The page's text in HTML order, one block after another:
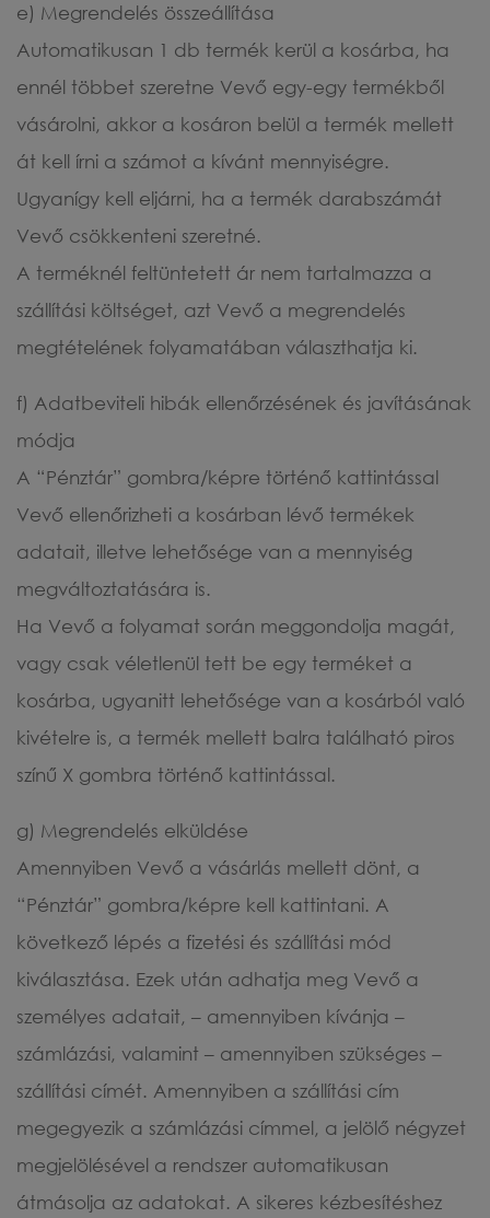
e) Megrendelés összeállítása
Automatikusan 1 db termék kerül a kosárba, ha
ennél többet szeretne Vevő egy-egy termékből
vásárolni, akkor a kosáron belül a termék mellett
át kell írni a számot a kívánt mennyiségre.
Ugyanígy kell eljárni, ha a termék darabszámát
Vevő csökkenteni szeretné.
A terméknél feltüntetett ár nem tartalmazza a
szállítási költséget, azt Vevő a megrendelés
megtételének folyamatában választhatja ki.
f) Adatbeviteli hibák ellenőrzésének és javításának
módja
A “Pénztár” gombra/képre történő kattintással
Vevő ellenőrizheti a kosárban lévő termékek
adatait, illetve lehetősége van a mennyiség
megváltoztatására is.
Ha Vevő a folyamat során meggondolja magát,
vagy csak véletlenül tett be egy terméket a
kosárba, ugyanitt lehetősége van a kosárból való
kivételre is, a termék mellett balra található piros
színű X gombra történő kattintással.
g) Megrendelés elküldése
Amennyiben Vevő a vásárlás mellett dönt, a
“Pénztár” gombra/képre kell kattintani. A
következő lépés a fizetési és szállítási mód
kiválasztása. Ezek után adhatja meg Vevő a
személyes adatait, – amennyiben kívánja –
számlázási, valamint – amennyiben szükséges –
szállítási címét. Amennyiben a szállítási cím
megegyezik a számlázási címmel, a jelölő négyzet
megjelölésével a rendszer automatikusan
átmásolja az adatokat. A sikeres kézbesítéshez